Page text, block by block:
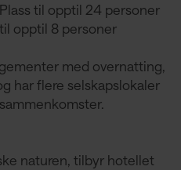
til opptil 24 personer
opptil 8 personer
med overnatting,
har flere selskapslokaler
naturen, tilbyr hotellet